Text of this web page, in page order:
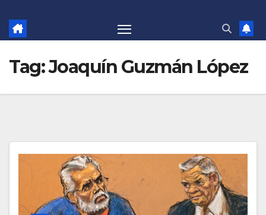
Tag:Joaquín Guzmán López